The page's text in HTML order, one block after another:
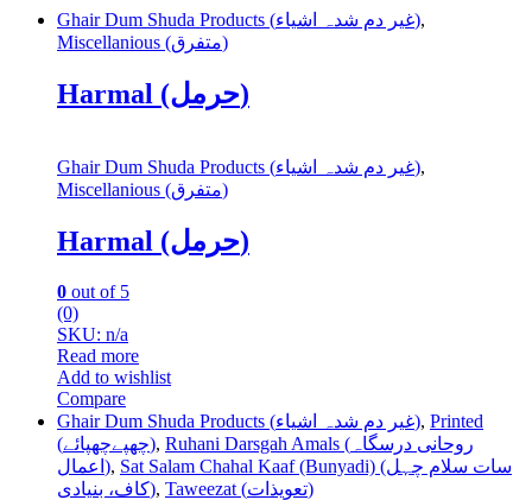
Ghair Dum Shuda Products (غیر دم شدہ اشیاء),
Miscellanious (متفرق)
Harmal (حرمل)
Ghair Dum Shuda Products (غیر دم شدہ اشیاء),
Miscellanious (متفرق)
Harmal (حرمل)
0 out of 5
(0)
SKU: n/a
Read more
Add to wishlist
Compare
Ghair Dum Shuda Products (غیر دم شدہ اشیاء), Printed
(چھپےچھپائے), Ruhani Darsgah Amals (روحانی درسگاہ
اعمال), Sat Salam Chahal Kaaf (Bunyadi) (سات سلام چہل
کاف، بنیادی), Taweezat (تعویذات)